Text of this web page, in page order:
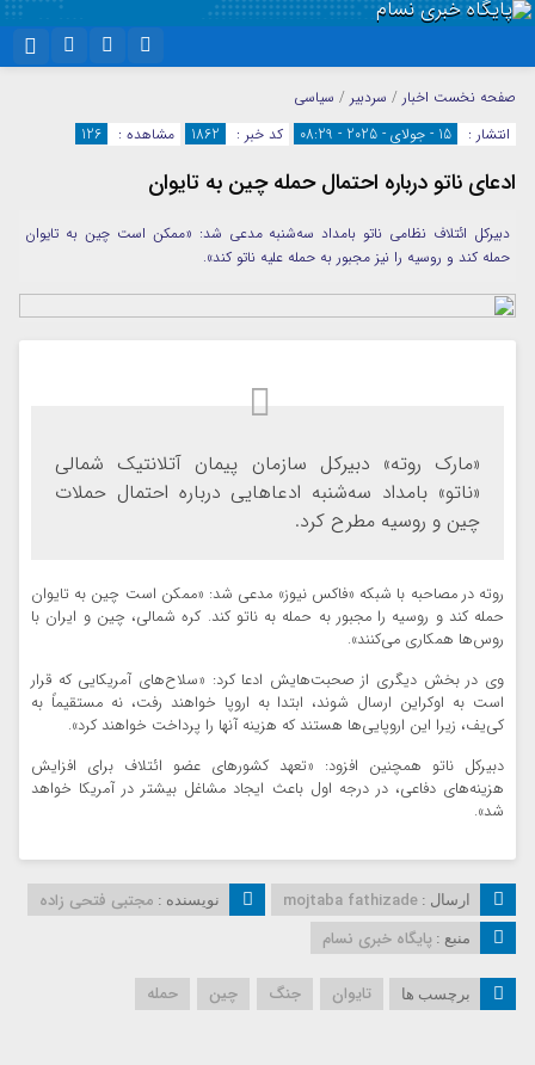
اینستاگرام
سروش
ایتا
آپارات
واتساپ
نام کاربری یا نشانی ایمیل
رمز عبور
صفحه نخست اخبار / سردبیر / سیاسی
انتشار :
15 - جولای - 2025 - 08:29 کد خبر : 1862 مشاهده : 126
ادعای ناتو درباره احتمال حمله چین به تایوان
دبیرکل ائتلاف نظامی ناتو بامداد سه‌شنبه مدعی شد: «ممکن است چین به تایوان
حمله کند و روسیه را نیز مجبور به حمله علیه ناتو کند».
«مارک روته» دبیرکل سازمان پیمان آتلانتیک شمالی
«ناتو» بامداد سه‌شنبه ادعاهایی درباره احتمال حملات
چین و روسیه مطرح کرد.
روته در مصاحبه با شبکه «فاکس نیوز» مدعی شد: «ممکن است چین به تایوان
حمله کند و روسیه را مجبور به حمله به ناتو کند. کره شمالی، چین و ایران با
روس‌ها همکاری می‌کنند».
وی در بخش دیگری از صحبت‌هایش ادعا کرد: «سلاح‌های آمریکایی که قرار
است به اوکراین ارسال شوند، ابتدا به اروپا خواهند رفت، نه مستقیماً به
کی‌یف، زیرا این اروپایی‌ها هستند که هزینه آنها را پرداخت خواهند کرد».
دبیرکل ناتو همچنین افزود: «تعهد کشورهای عضو ائتلاف برای افزایش
هزینه‌های دفاعی، در درجه اول باعث ایجاد مشاغل بیشتر در آمریکا خواهد
شد».
ارسال : mojtaba fathizade نویسنده : مجتبی فتحی زاده
منبع : پایگاه خبری نسام
برچسب ها تایوان جنگ چین حمله